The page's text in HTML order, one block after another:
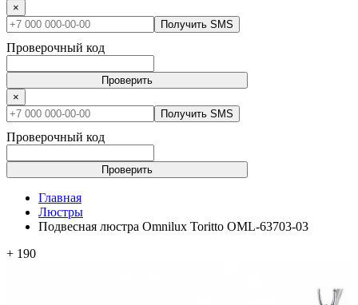
×
Получить SMS
Проверочный код
Проверить
×
Получить SMS
Проверочный код
Проверить
Главная
Люстры
Подвесная люстра Omnilux Toritto OML-63703-03
+ 190